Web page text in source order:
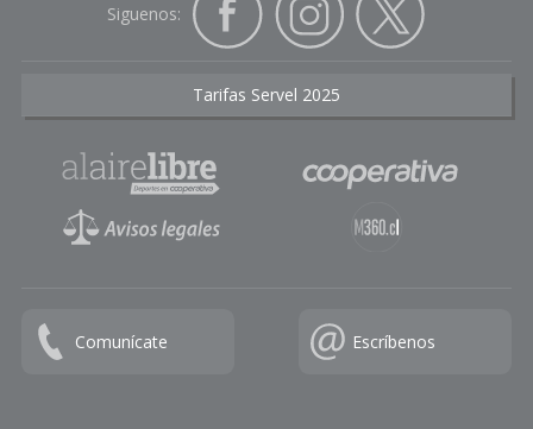
Siguenos:
Tarifas Servel 2025
Comunícate Escríbenos